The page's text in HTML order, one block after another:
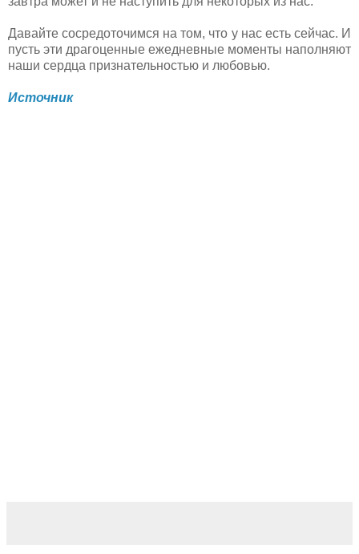
Давайте сосредоточимся на том, что у нас есть сейчас. И
пусть эти драгоценные ежедневные моменты наполняют
наши сердца признательностью и любовью.
Источник